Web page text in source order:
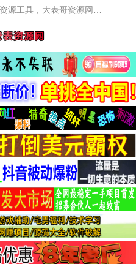
本网站提供资源工具下载，大老表资源工具，大表哥资源网软件工具，大老表资源下载，活动线报福利资源分享,活动线报，大型网游经典游戏，网络热门技术游戏辅助交流与分享。